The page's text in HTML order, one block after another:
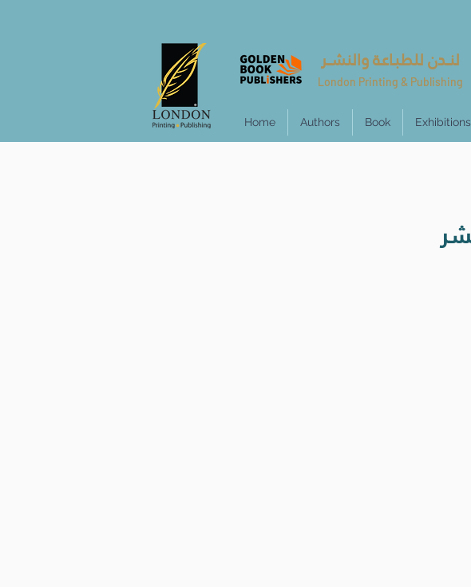
لنــدن للطبـاعـة والنشــر
London Printing & Publishing
Home Authors Book Exhibitions